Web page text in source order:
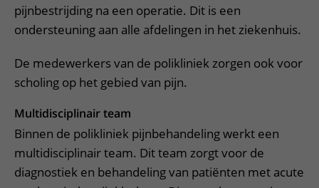
pijnbestrijding na een operatie. Dit is een
ondersteuning aan alle afdelingen in het ziekenhuis.
De medewerkers van de polikliniek zorgen ook voor
scholing op het gebied van pijn.
Multidisciplinair team
Binnen de polikliniek pijnbehandeling werkt een
multidisciplinair team. Dit team zorgt voor de
diagnostiek en behandeling van patiënten met acute